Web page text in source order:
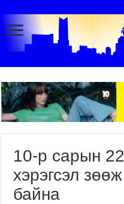
10-р сарын
хэрэгсэл
байна